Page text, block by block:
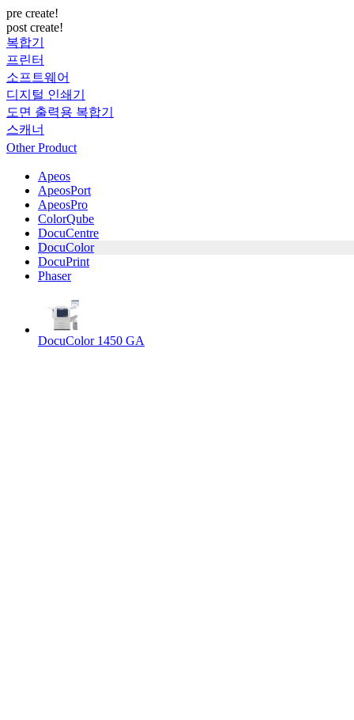
pre create!
post create!
복합기
프린터
소프트웨어
디지털 인쇄기
도면 출력용 복합기
스캐너
Other Product
Apeos
ApeosPort
ApeosPro
ColorQube
DocuCentre
DocuColor
DocuPrint
Phaser
DocuColor 1450 GA